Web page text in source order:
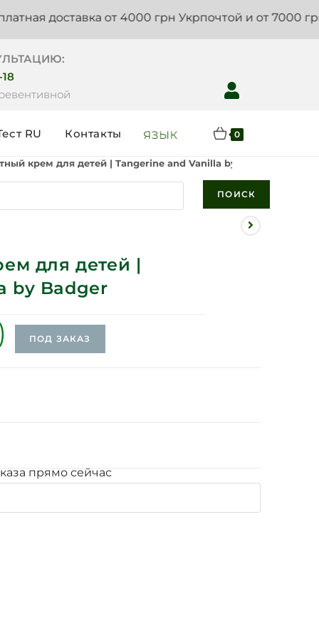
от 4000 грн Укрпочтой и от 7000 грн
RU Контакты ЯЗЫК 0
крем для детей | Tangerine and Vanilla by Badger
ПОИСК
для детей |
by Badger
ПОД ЗАКАЗ
прямо сейчас